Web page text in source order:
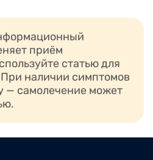
приём
статью для
наличии симптомов
— самолечение может